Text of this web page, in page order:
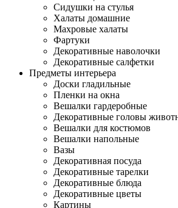
Сидушки на стулья
Халаты домашние
Махровые халаты
Фартуки
Декоративные наволочки
Декоративные салфетки
Предметы интерьера
Доски гладильные
Пленки на окна
Вешалки гардеробные
Декоративные головы
Вешалки для костюмов
Вешалки напольные
Вазы
Декоративная посуда
Декоративные тарелки
Декоративные блюда
Декоративные цветы
Картины